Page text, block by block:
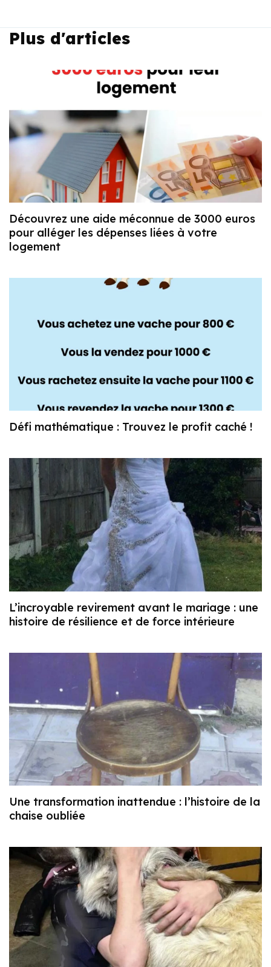
Plus d'articles
Découvrez une aide méconnue de 3000 euros
pour alléger les dépenses liées à votre
logement
Défi mathématique : Trouvez le profit caché !
L’incroyable revirement avant le mariage : une
histoire de résilience et de force intérieure
Une transformation inattendue : l’histoire de la
chaise oubliée